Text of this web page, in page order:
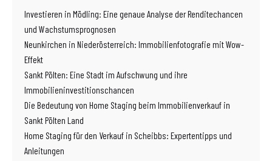
Investieren in Mödling: Eine genaue Analyse der Renditechancen
und Wachstumsprognosen
Neunkirchen in Niederösterreich: Immobilienfotografie mit Wow-
Effekt
Sankt Pölten: Eine Stadt im Aufschwung und ihre
Immobilieninvestitionschancen
Die Bedeutung von Home Staging beim Immobilienverkauf in
Sankt Pölten Land
Home Staging für den Verkauf in Scheibbs: Expertentipps und
Anleitungen